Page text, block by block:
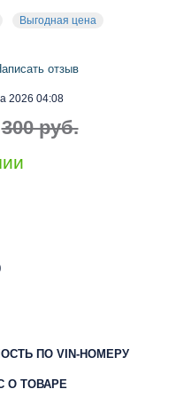
Выгодная цена
2026 04:08
отзыв
300 руб.
ПО VIN-НОМЕРУ
О ТОВАРЕ